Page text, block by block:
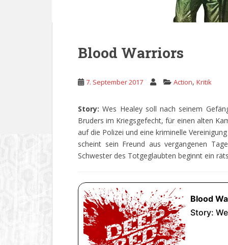
Blood Warriors
7. September 2017 Action, Kritik
Story:Wes Healey soll nach seinem
Bruders im Kriegsgefecht, für einen alten
auf die Polizei und eine kriminelle
scheint sein Freund aus vergangenen
Schwester des Totgeglaubten beginnt ein